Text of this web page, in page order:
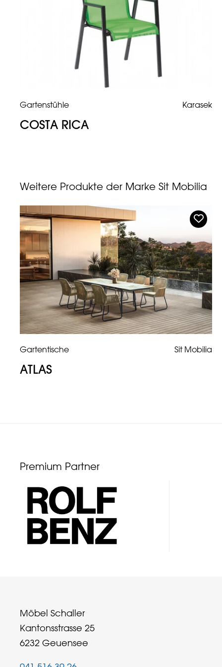
Gartenstühle Karasek
COSTA RICA
Weitere Produkte der Marke Sit Mobilia
Gartentische Sit Mobilia
ATLAS
Premium Partner
Möbel Schaller
Kantonsstrasse 25
6232 Geuensee